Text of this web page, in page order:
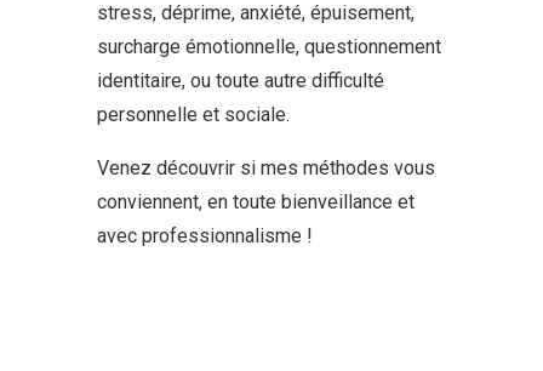
stress, déprime, anxiété, épuisement,
surcharge émotionnelle, questionnement
identitaire, ou toute autre difficulté
personnelle et sociale.
Venez découvrir si mes méthodes vous
conviennent, en toute bienveillance et
avec professionnalisme !